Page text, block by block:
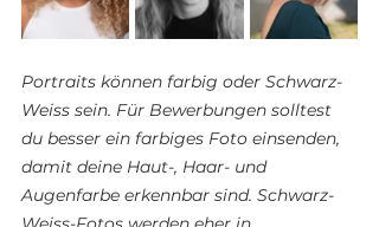
Portraits können farbig oder Schwarz-
Weiss sein. Für Bewerbungen solltest
du besser ein farbiges Foto einsenden,
damit deine Haut-, Haar- und
Augenfarbe erkennbar sind. Schwarz-